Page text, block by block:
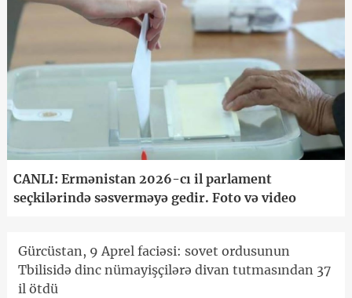
CANLI: Ermənistan 2026-cı il parlament
seçkilərində səsverməyə gedir. Foto və video
Gürcüstan, 9 Aprel faciəsi: sovet ordusunun
Tbilisidə dinc nümayişçilərə divan tutmasından 37
il ötdü